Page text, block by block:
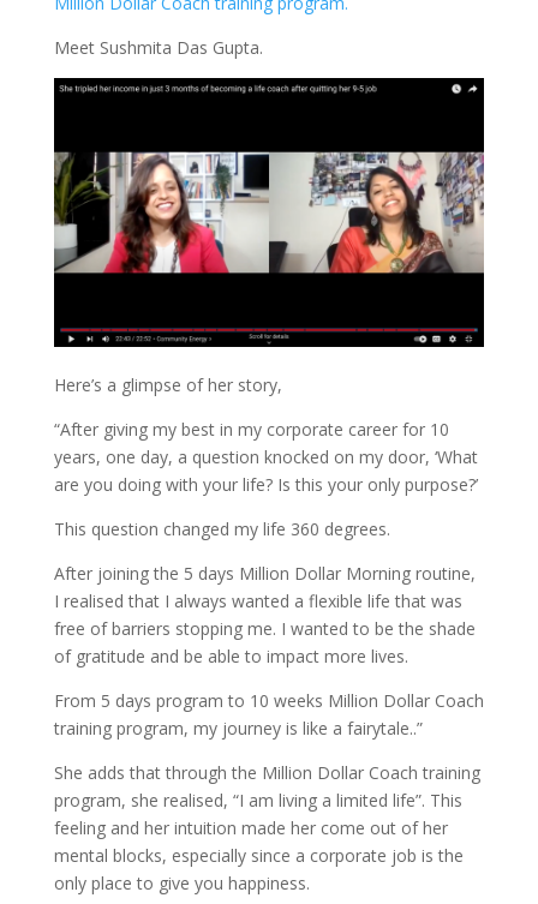
Meet Sushmita Das Gupta.
Here’s a glimpse of her story,
“After giving my best in my corporate career for 10
years, one day, a question knocked on my door, ‘What
are you doing with your life? Is this your only purpose?’
This question changed my life 360 degrees.
After joining the 5 days Million Dollar Morning routine,
I realised that I always wanted a flexible life that was
free of barriers stopping me. I wanted to be the shade
of gratitude and be able to impact more lives.
From 5 days program to 10 weeks Million Dollar Coach
training program, my journey is like a fairytale..”
She adds that through the Million Dollar Coach training
program, she realised, “I am living a limited life”. This
feeling and her intuition made her come out of her
mental blocks, especially since a corporate job is the
only place to give you happiness.